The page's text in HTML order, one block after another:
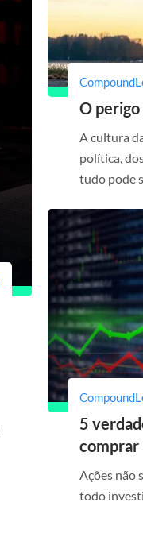
O
A cultura
política,
tudo pode
5
comprar
Ações não
todo